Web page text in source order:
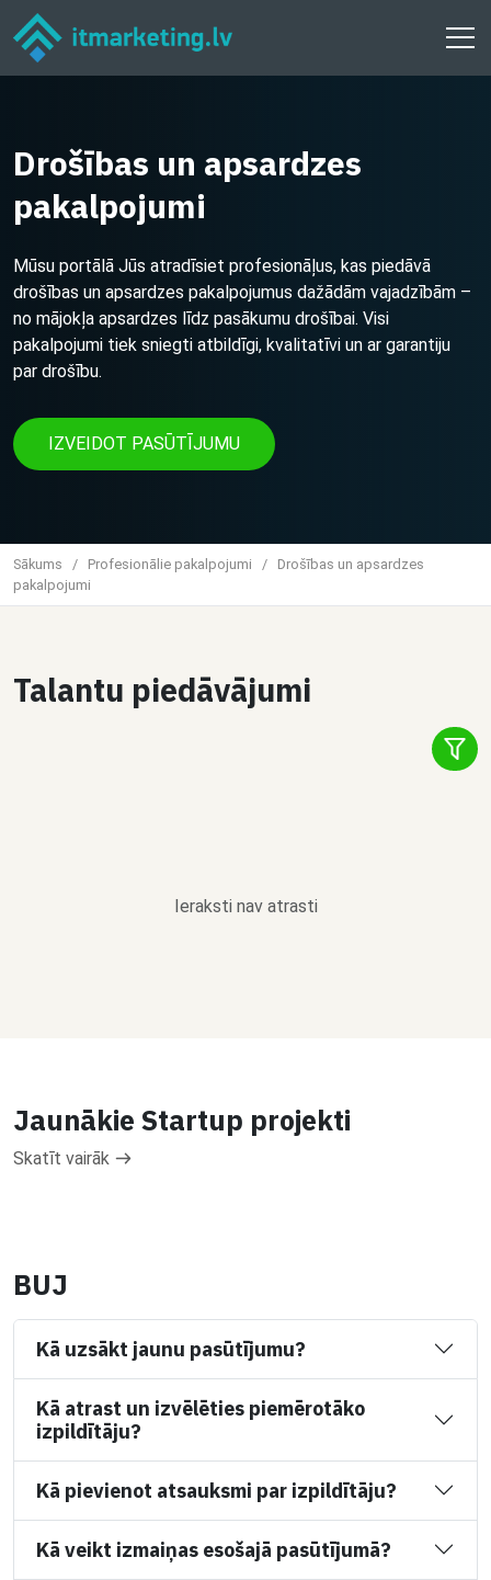
Drošības un apsardzes
pakalpojumi
Mūsu portālā Jūs atradīsiet profesionāļus, kas piedāvā
drošības un apsardzes pakalpojumus dažādām vajadzībām –
no mājokļa apsardzes līdz pasākumu drošībai. Visi
pakalpojumi tiek sniegti atbildīgi, kvalitatīvi un ar garantiju
par drošību.
IZVEIDOT PASŪTĪJUMU
Sākums / Profesionālie pakalpojumi /
Drošības un apsardzes
pakalpojumi
Talantu piedāvājumi
Ieraksti nav atrasti
Jaunākie Startup projekti
Skatīt vairāk
BUJ
Kā uzsākt jaunu pasūtījumu?
Kā atrast un izvēlēties piemērotāko
izpildītāju?
Kā pievienot atsauksmi par izpildītāju?
Kā veikt izmaiņas esošajā pasūtījumā?